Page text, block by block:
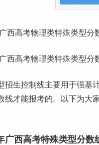
广西高考物理类特殊类型分
西高考物理类特殊类型分
招生控制线主要用于强基
线才能报考的。以下为大
广西高考特殊类型分数